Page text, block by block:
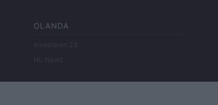
OLANDA
Investeren 24
NL Newz